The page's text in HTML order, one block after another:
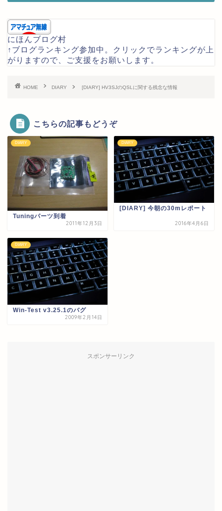
にほんブログ村
↑ブログランキング参加中。クリックでランキングが上
がりますので、ご支援をお願いします。
HOME DIARY [DIARY] HV3SJのQSLに関する残念な情報
こちらの記事もどうぞ
DIARY
Tuningパーツ到着
2011年12月3日
DIARY
[DIARY] 今朝の30mレポート
2016年4月6日
DIARY
Win-Test v3.25.1のバグ
2009年2月14日
スポンサーリンク